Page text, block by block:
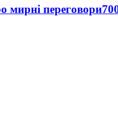
мирні переговори